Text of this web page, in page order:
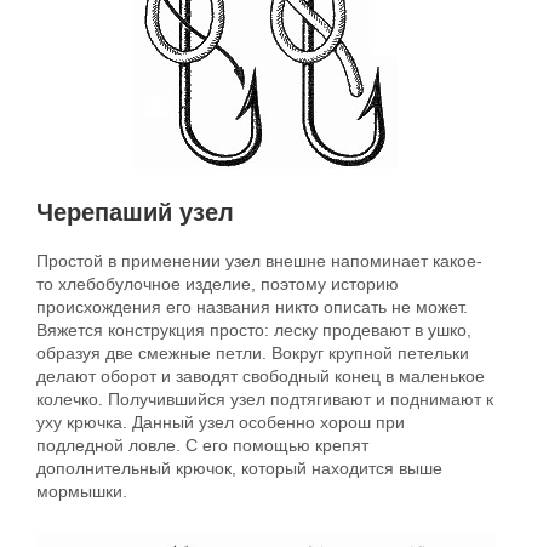
Черепаший узел
Простой в применении узел внешне напоминает какое-
то хлебобулочное изделие, поэтому историю
происхождения его названия никто описать не может.
Вяжется конструкция просто: леску продевают в ушко,
образуя две смежные петли. Вокруг крупной петельки
делают оборот и заводят свободный конец в маленькое
колечко. Получившийся узел подтягивают и поднимают к
уху крючка. Данный узел особенно хорош при
подледной ловле. С его помощью крепят
дополнительный крючок, который находится выше
мормышки.